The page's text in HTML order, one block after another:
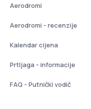
Aerodromi
Aerodromi - recenzije
Kalendar cijena
Prtljaga - informacije
FAQ - Putnički vodič